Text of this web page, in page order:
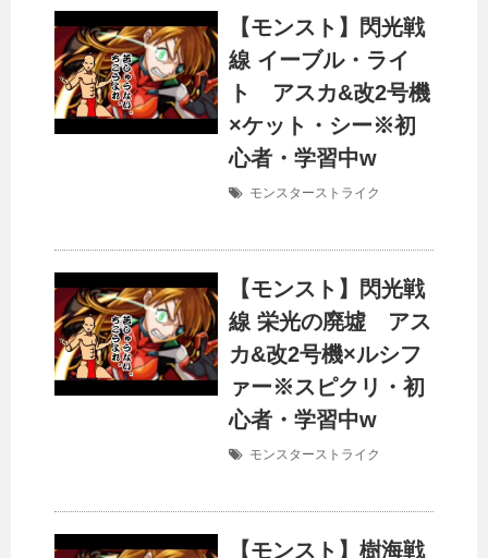
【モンスト】閃光戦
線 イーブル・ライ
ト アスカ&改2号機
×ケット・シー※初
心者・学習中w
モンスターストライク
【モンスト】閃光戦
線 栄光の廃墟 アス
カ&改2号機×ルシフ
ァー※スピクリ・初
心者・学習中w
モンスターストライク
【モンスト】樹海戦